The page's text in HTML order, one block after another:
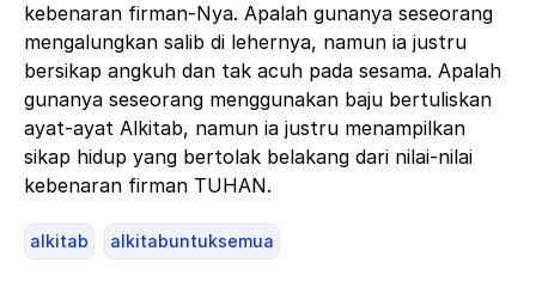
kebenaran firman-Nya. Apalah gunanya seseorang
mengalungkan salib di lehernya, namun ia justru
bersikap angkuh dan tak acuh pada sesama. Apalah
gunanya seseorang menggunakan baju bertuliskan
ayat-ayat Alkitab, namun ia justru menampilkan
sikap hidup yang bertolak belakang dari nilai-nilai
kebenaran firman TUHAN.
alkitab alkitabuntuksemua